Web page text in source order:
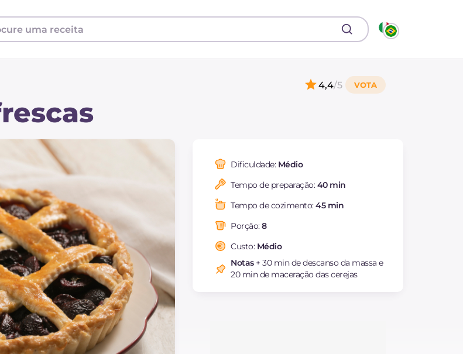
4,4/5
Dificuldade: Médio
Tempo de preparação:40 min
Tempo de cozimento:45 min
Porção:8
Custo: Médio
Notas+ 30 min de descanso da massa e
20 min de maceração das cerejas